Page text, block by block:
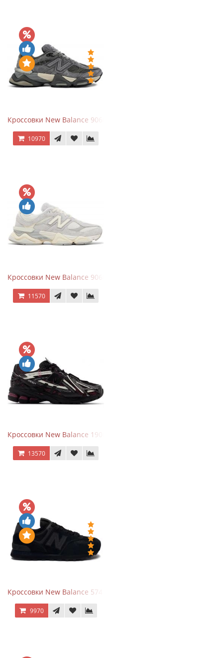
Кроссовки New Balance 9060 x Joe Freshgoods Dark Grey
10970
Кроссовки New Balance 9060 Quartz Grey
11570
Кроссовки New Balance 1906A Dragon Berry
13570
Кроссовки New Balance 574 All Black
9970